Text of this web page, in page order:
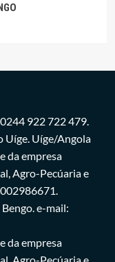
922 722 479.
Uíge. Uíge/Angola
da empresa
Agro-Pecúaria e
e-mail:
da empresa